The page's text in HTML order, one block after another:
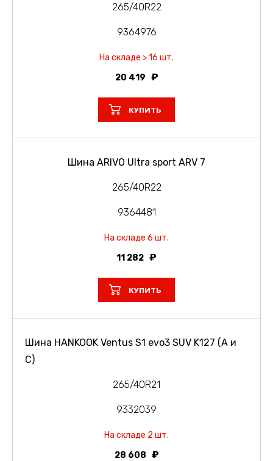
265/40R22
9364976
На складе > 16 шт.
20 419
КУПИТЬ
Шина ARIVO Ultra sport ARV 7
265/40R22
9364481
На складе 6 шт.
11 282
КУПИТЬ
Шина HANKOOK Ventus S1 evo3 SUV K127 (A и
C)
265/40R21
9332039
На складе 2 шт.
28 608